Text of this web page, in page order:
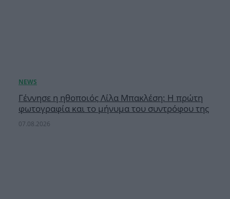
Γέννησε η ηθοποιός Λίλα Μπακλέση: Η πρώτη
φωτογραφία και το μήνυμα του συντρόφου της
07.08.2026